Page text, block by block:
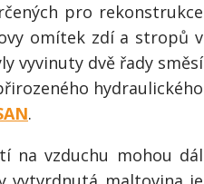
pro rekonstrukce
omítek zdí a stropů v
vyvinuty dvě řady směsí
hydraulického
.
na vzduchu mohou dál